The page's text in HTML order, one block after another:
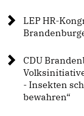
LEP HR-
CDU
- Insekten
bewahren“